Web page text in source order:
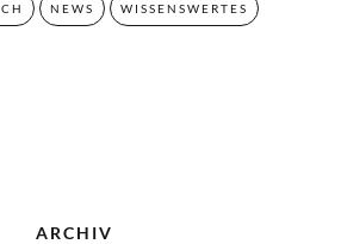
NEWS WISSENSWERTES
ARCHIV